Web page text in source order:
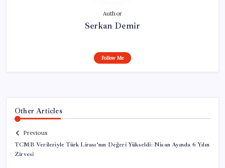
Author
Serkan Demir
Follow Me
Other Articles
Previous
TCMB Verileriyle Türk Lirası’nın Değeri Yükseldi: Nisan Ayında 6 Yılın
Zirvesi